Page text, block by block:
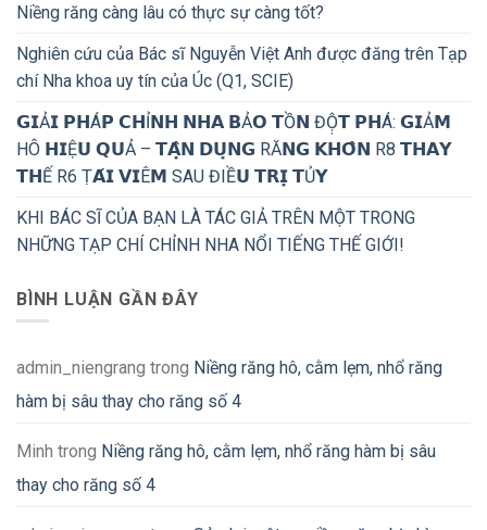
Niềng răng càng lâu có thực sự càng tốt?
Nghiên cứu của Bác sĩ Nguyễn Việt Anh được đăng trên Tạp
chí Nha khoa uy tín của Úc (Q1, SCIE)
𝗚𝗜Ả𝗜 𝗣𝗛Á𝗣 𝗖𝗛Ỉ𝗡𝗛 𝗡𝗛𝗔 𝗕Ả𝗢 𝗧Ồ𝗡 ĐỘ̣𝗧 𝗣𝗛Á: 𝗚𝗜Ả𝗠
HÔ 𝗛𝗜Ệ𝗨 𝗤𝗨Ả – 𝗧𝗔̣̂𝗡 𝗗𝗨̣𝗡𝗚 RĂ𝗡𝗚 𝗞𝗛𝗢̂𝗡 R8 𝗧𝗛𝗔𝗬
𝗧𝗛Ế R6 Ṭ𝗔́𝗜 𝗩𝗜Ê𝗠 SAU ĐIỀ𝗨 𝗧𝗥𝗜̣ 𝗧Ủ𝗬
KHI BÁC SĨ CỦA BẠN LÀ TÁC GIẢ TRÊN MỘT TRONG
NHỮNG TẠP CHÍ CHỈNH NHA NỔI TIẾNG THẾ GIỚI!
BÌNH LUẬN GẦN ĐÂY
admin_niengrang trong Niềng răng hô, cằm lẹm, nhổ răng
hàm bị sâu thay cho răng số 4
Minh trong Niềng răng hô, cằm lẹm, nhổ răng hàm bị sâu
thay cho răng số 4